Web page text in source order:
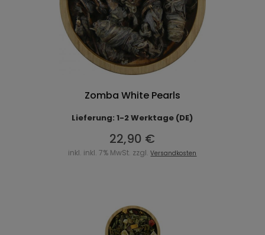
Zomba White Pearls
Lieferung: 1-2 Werktage (DE)
22,90 €
inkl. inkl. 7% MwSt. zzgl.Versandkosten